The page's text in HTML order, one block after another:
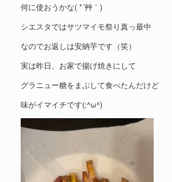
何に使おうかな( *´艸｀)
シエスタではサツマイモ祭り真っ最中
なのでお返しは安納芋です（笑）
実は昨日、お家で揚げ焼きにして
グラニュー糖をまぶして食べたんだけど
味がイマイチです(;^ω^)